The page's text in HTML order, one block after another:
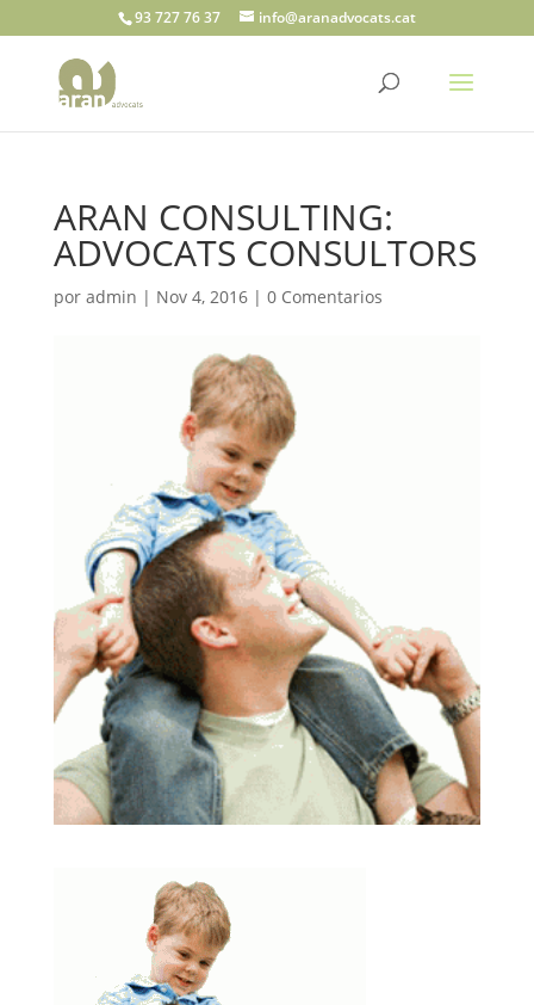
93 727 76 37 info@aranadvocats.cat
ARAN CONSULTING:
ADVOCATS CONSULTORS
por admin | Nov 4, 2016| 0 Comentarios